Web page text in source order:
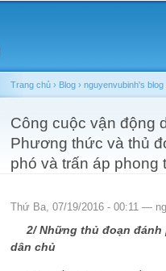
You are here
Trang chủ › Blog › nguyenvubinh's blog
Công cuộc vận động
Phương thức và thủ
phó và trấn áp phong
Thứ Ba, 07/19/2016 - 00:11 —
2/ Những thủ đoạn đánh
dân chủ